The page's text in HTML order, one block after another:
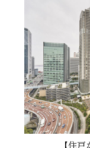
【住戸